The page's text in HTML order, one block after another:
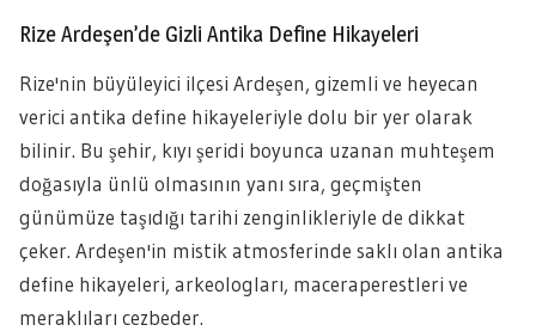
Rize Ardeşen’de Gizli Antika Define Hikayeleri
Rize'nin büyüleyici ilçesi Ardeşen, gizemli ve heyecan
verici antika define hikayeleriyle dolu bir yer olarak
bilinir. Bu şehir, kıyı şeridi boyunca uzanan muhteşem
doğasıyla ünlü olmasının yanı sıra, geçmişten
günümüze taşıdığı tarihi zenginlikleriyle de dikkat
çeker. Ardeşen'in mistik atmosferinde saklı olan antika
define hikayeleri, arkeologları, maceraperestleri ve
meraklıları cezbeder.